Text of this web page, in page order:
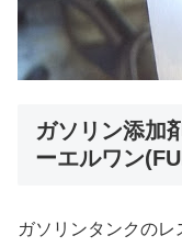
ガソリン添加
ーエルワン
ガソリンタンクの